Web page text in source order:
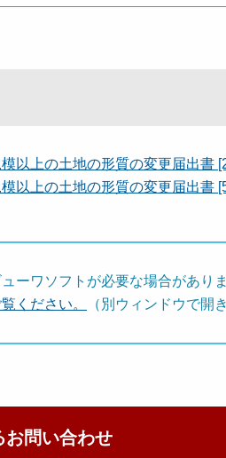
以上の土地の形質の変更届出書
以上の土地の形質の変更届出書
ーワソフトが必要な場合がありま
ください。
（別ウィンドウで開
お問い合わせ